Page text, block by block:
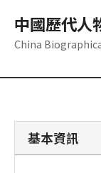
中國歷代人
China
基本資訊